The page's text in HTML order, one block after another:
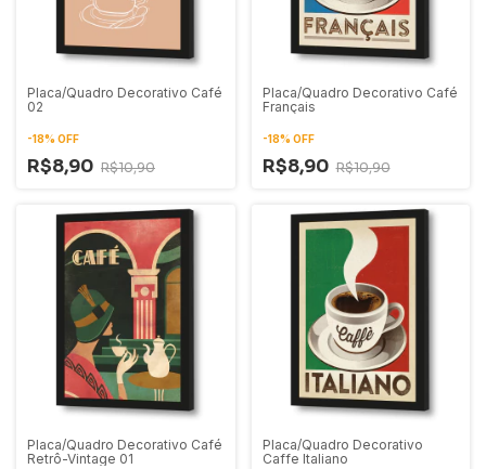
Placa/Quadro Decorativo Café
02
-18% OFF
R$8,90 R$10,90
Placa/Quadro Decorativo Café
Français
-18% OFF
R$8,90 R$10,90
Placa/Quadro Decorativo Café
Retrô-Vintage 01
Placa/Quadro Decorativo
Caffe Italiano